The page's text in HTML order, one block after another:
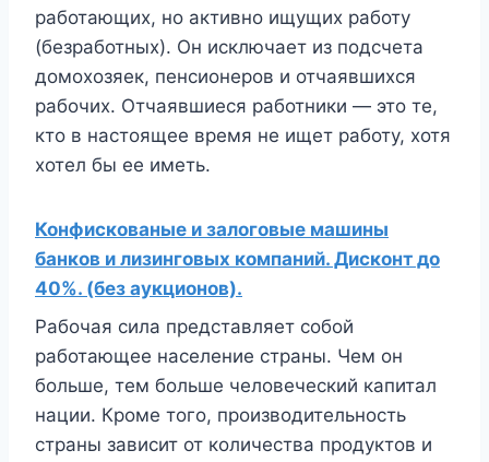
работающих, но активно ищущих работу
(безработных). Он исключает из подсчета
домохозяек, пенсионеров и отчаявшихся
рабочих. Отчаявшиеся работники — это те,
кто в настоящее время не ищет работу, хотя
хотел бы ее иметь.
Конфискованые и залоговые машины
банков и лизинговых компаний. Дисконт до
40%. (без аукционов).
Рабочая сила представляет собой
работающее население страны. Чем он
больше, тем больше человеческий капитал
нации. Кроме того, производительность
страны зависит от количества продуктов и